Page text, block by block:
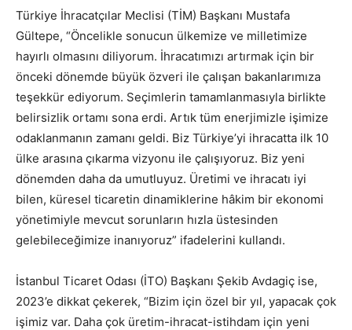
Türkiye İhracatçılar Meclisi (TİM) Başkanı Mustafa
Gültepe, “Öncelikle sonucun ülkemize ve milletimize
hayırlı olmasını diliyorum. İhracatımızı artırmak için bir
önceki dönemde büyük özveri ile çalışan bakanlarımıza
teşekkür ediyorum. Seçimlerin tamamlanmasıyla birlikte
belirsizlik ortamı sona erdi. Artık tüm enerjimizle işimize
odaklanmanın zamanı geldi. Biz Türkiye’yi ihracatta ilk 10
ülke arasına çıkarma vizyonu ile çalışıyoruz. Biz yeni
dönemden daha da umutluyuz. Üretimi ve ihracatı iyi
bilen, küresel ticaretin dinamiklerine hâkim bir ekonomi
yönetimiyle mevcut sorunların hızla üstesinden
gelebileceğimize inanıyoruz” ifadelerini kullandı.
İstanbul Ticaret Odası (İTO) Başkanı Şekib Avdagiç ise,
2023’e dikkat çekerek, “Bizim için özel bir yıl, yapacak çok
işimiz var. Daha çok üretim-ihracat-istihdam için yeni